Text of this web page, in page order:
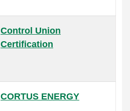
Control Union
Certification
CORTUS ENERGY